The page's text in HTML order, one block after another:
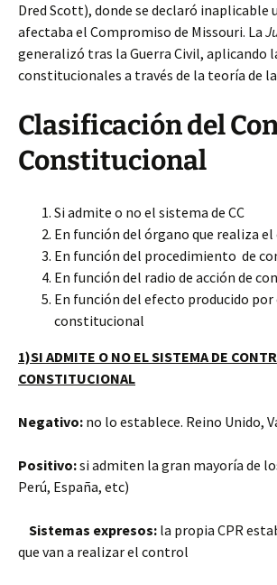
Dred Scott), donde se declaró inaplicable
afectaba el Compromiso de Missouri. La
generalizó tras la Guerra Civil, aplicando
constitucionales a través de la teoría de
Clasificación del
Constitucional
Si admite o no el sistema de CC
En función del órgano que realiza
En función del procedimiento de
En función del radio de acción de
En función del efecto producido
constitucional
1)SI ADMITE O NO EL SISTEMA DE
CONSTITUCIONAL
Negativo: no lo establece. Reino Unido,
Positivo:si admiten la gran mayoría de
Perú, España, etc)
Sistemas expresos: la propia CPR
que van a realizar el control